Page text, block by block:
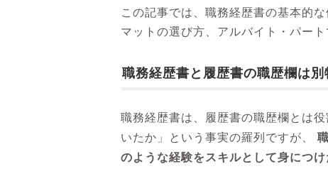
この記事では、職務経歴書の基本的
マットの選び方、アルバイト・パー
職務経歴書と履歴書の職歴欄は別
職務経歴書は、履歴書の職歴欄とは
いたか」という事実の羅列ですが、
のような経験をスキルとして身につ